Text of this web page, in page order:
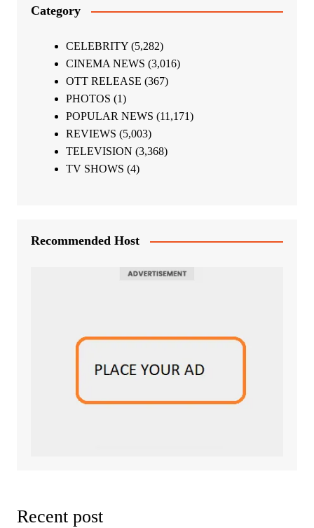
Category
CELEBRITY(5,282)
CINEMA NEWS (3,016)
OTT RELEASE (367)
PHOTOS (1)
POPULAR NEWS (11,171)
REVIEWS (5,003)
TELEVISION (3,368)
TV SHOWS (4)
Recommended Host
Recent post